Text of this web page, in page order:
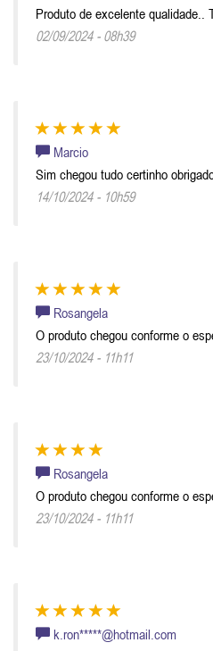
Produto de excelente qualidade..
02/09/2024 - 08h39
Marcio
Sim chegou tudo certinho
14/10/2024 - 10h59
Rosangela
O produto chegou conforme o
23/10/2024 - 11h11
Rosangela
O produto chegou conforme o
23/10/2024 - 11h11
k.ron*****@hotmail.com